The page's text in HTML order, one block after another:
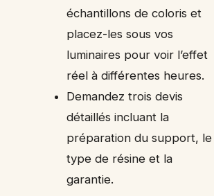
échantillons de coloris et
placez-les sous vos
luminaires pour voir l’effet
réel à différentes heures.
Demandez trois devis
détaillés incluant la
préparation du support, le
type de résine et la
garantie.